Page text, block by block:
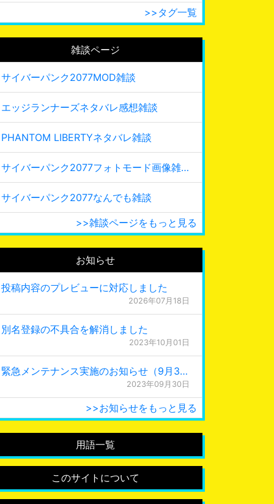
>>タグ一覧
雑談ページ
サイバーパンク2077MOD雑談
エッジランナーズネタバレ感想雑談
PHANTOM LIBERTYネタバレ雑談
サイバーパンク2077フォトモード画像雑談
サイバーパンク2077なんでも雑談
>>雑談ページをもっと見る
お知らせ
投稿内容のプレビューに対応しました
2026年07月18日
別名登録の不具合を解消しました
2023年10月01日
緊急メンテナンス実施のお知らせ（9月30日 0:15更新）
2023年09月30日
>>お知らせをもっと見る
用語一覧
このサイトについて